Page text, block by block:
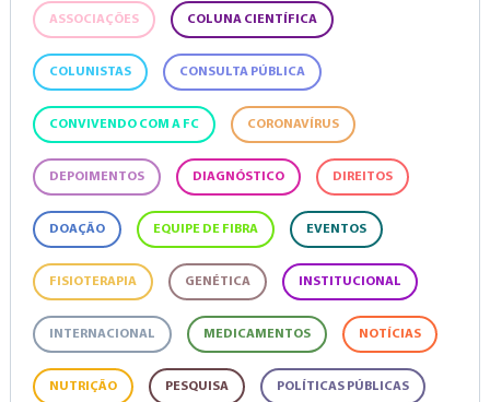
ASSOCIAÇÕES COLUNA CIENTÍFICA
COLUNISTAS CONSULTA PÚBLICA
CONVIVENDO COM A FC CORONAVÍRUS
DEPOIMENTOS DIAGNÓSTICO DIREITOS
DOAÇÃO EQUIPE DE FIBRA EVENTOS
FISIOTERAPIA GENÉTICA INSTITUCIONAL
INTERNACIONAL MEDICAMENTOS NOTÍCIAS
NUTRIÇÃO PESQUISA POLÍTICAS PÚBLICAS